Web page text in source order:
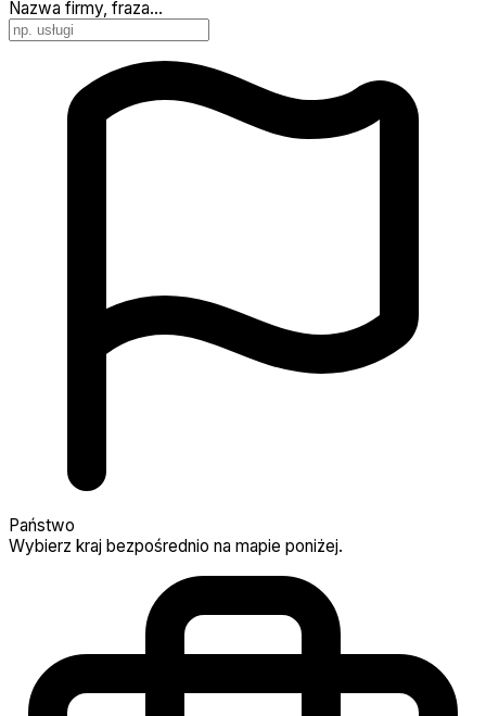
Nazwa firmy, fraza…
Państwo
Wybierz kraj bezpośrednio na mapie poniżej.